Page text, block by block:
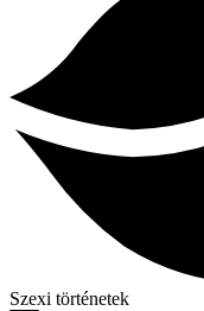
Szexi történetek